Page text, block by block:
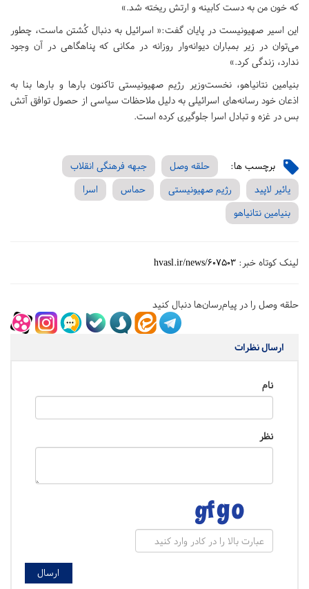
که خون من به دست کابینه و ارتش ریخته شد.»
این اسیر صهیونیست در پایان گفت:« اسرائیل به دنبال کُشتن ماست، چطور
می‌توان در زیر بمباران دیوانه‌وار روزانه در مکانی که پناهگاهی در آن وجود
ندارد، زندگی کرد.»
بنیامین نتانیاهو، نخست‌وزیر رژیم صهیونیستی تاکنون بارها و بارها بنا به
اذعان خود رسانه‌های اسرائیلی به دلیل ملاحظات سیاسی از حصول توافق آتش
بس در غزه و تبادل اسرا جلوگیری کرده است.
برچسب ها: حلقه وصل
جبهه فرهنگی انقلاب
یائیر لاپید
رژیم‌ صهیونیستی حماس
اسرا
بنیامین نتانیاهو
لینک کوتاه خبر: hvasl.ir/news/607503
حلقه وصل را در پیام‌رسان‌ها دنبال کنید
ارسال نظرات
نام
نظر